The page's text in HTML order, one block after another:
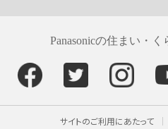
Panasonicの住まい・
サイトのご利用にあたって